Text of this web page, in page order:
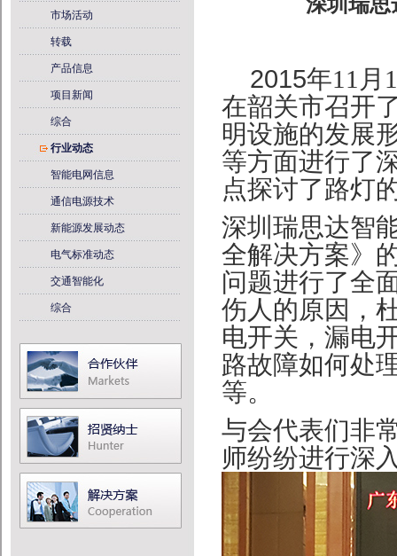
市场活动
转载
产品信息
项目新闻
综合
行业动态
智能电网信息
通信电源技术
新能源发展动态
电气标准动态
交通智能化
综合
2015年11月
在韶关市召开
明设施的发展
等方面进行了
点探讨了路灯
深圳瑞思达智
全解决方案》
问题进行了全
伤人的原因，
电开关，漏电
路故障如何处
等。
与会代表们非
师纷纷进行深